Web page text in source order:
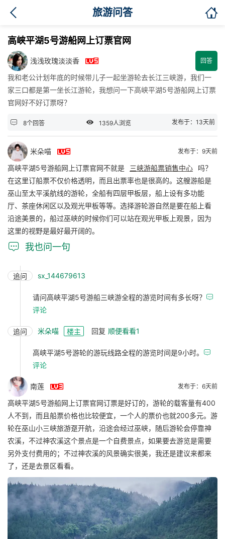
旅游问答 
高峡平湖5号游船网上订票官网
浅浅玫瑰淡淡香  回答
我和老公计划年底的时候带儿子一起坐游轮去长江三峡游，我们一
家三口都是第一坐长江游轮，我想问一下高峡平湖5号游船网上订票
官网好不好订票呀？
 8个回答  1359人浏览 发布于：13天前
米朵喵  发布于：9天前
高峡平湖5号游船网上订票官网不就是 三峡游船票销售中心
吗？
在这里订船票不仅价格透明，而且出票率也是很高的。这艘游船是
巫山至太平溪航线的游轮，全船有四层甲板层，船上设有多功能
厅、茶座休闲区以及观光甲板等等。选择游轮游自然是要在船上看
沿途美景的，船过巫峡的时候你们可以站在观光甲板上观景，因为
这里的视野是最好最开阔的。
 我也问一句
追问 sx_144679613
请问高峡平湖5号游船三峡游全程的游览时间有多长呀？ 
评论
追问 米朵喵 楼主 回复 顺便看看1
高峡平湖5号游轮的游玩线路全程的游览时间是9小时。 
评论
南莲  发布于：6天前
高峡平湖5号游船网上订票官网订票是好订的，游轮的载客量有400
人不到，而且船票价格也比较便宜，一个人的票价也就200多元。游
轮在巫山小三峡旅游趸开航，沿途会经过巫峡，随后游轮会停靠神
农溪，不过神农溪这个景点是一个自费景点，如果要去游览是需要
另外支付费用的；不过神农溪的风景确实很美，我还是建议来都来
了，还是去景区看看。